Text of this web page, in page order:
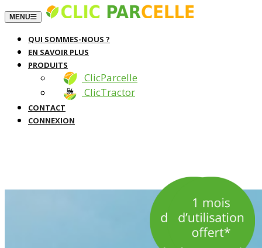
TOGGLE NAVIGATION
MENU
QUI SOMMES-NOUS ?
EN SAVOIR PLUS
PRODUITS
ClicParcelle
ClicTractor
CONTACT
CONNEXION